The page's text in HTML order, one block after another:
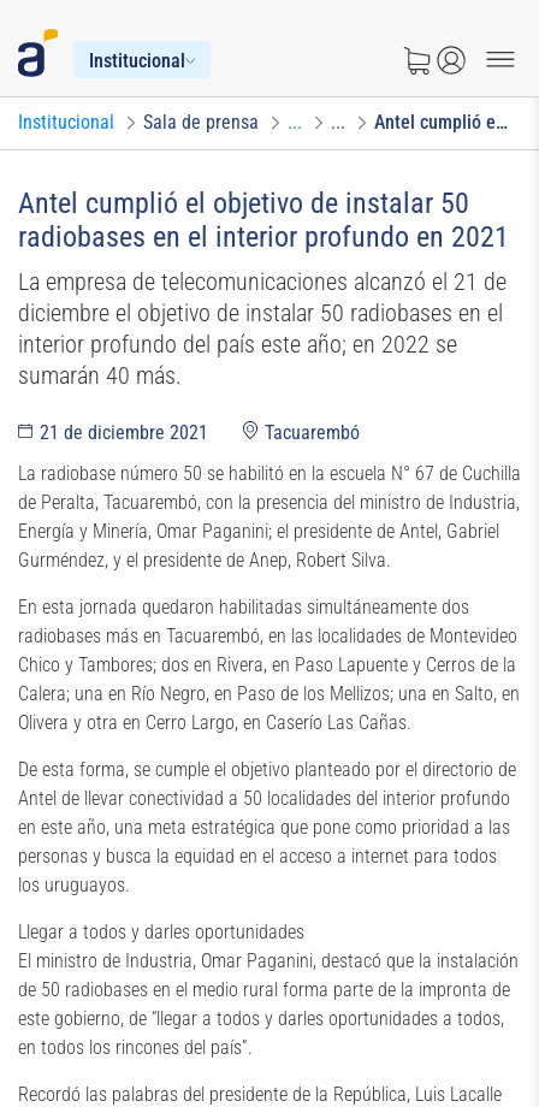
Institucional
Institucional Sala de prensa ... ... Antel cumplió el objetivo de instalar 50 radiobases en el interior profundo en 2021
Antel cumplió el objetivo de instalar 50
radiobases en el interior profundo en 2021
La empresa de telecomunicaciones alcanzó el 21 de
diciembre el objetivo de instalar 50 radiobases en el
interior profundo del país este año; en 2022 se
sumarán 40 más.
21 de diciembre 2021
Tacuarembó
La radiobase número 50 se habilitó en la escuela N° 67 de Cuchilla
de Peralta, Tacuarembó, con la presencia del ministro de Industria,
Energía y Minería, Omar Paganini; el presidente de Antel, Gabriel
Gurméndez, y el presidente de Anep, Robert Silva.
En esta jornada quedaron habilitadas simultáneamente dos
radiobases más en Tacuarembó, en las localidades de Montevideo
Chico y Tambores; dos en Rivera, en Paso Lapuente y Cerros de la
Calera; una en Río Negro, en Paso de los Mellizos; una en Salto, en
Olivera y otra en Cerro Largo, en Caserío Las Cañas.
De esta forma, se cumple el objetivo planteado por el directorio de
Antel de llevar conectividad a 50 localidades del interior profundo
en este año, una meta estratégica que pone como prioridad a las
personas y busca la equidad en el acceso a internet para todos
los uruguayos.
Llegar a todos y darles oportunidades
El ministro de Industria, Omar Paganini, destacó que la instalación
de 50 radiobases en el medio rural forma parte de la impronta de
este gobierno, de “llegar a todos y darles oportunidades a todos,
en todos los rincones del país”.
Recordó las palabras del presidente de la República, Luis Lacalle